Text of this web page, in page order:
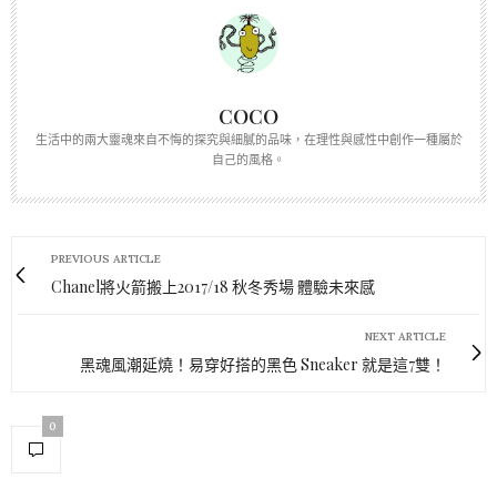
COCO
生活中的兩大靈魂來自不悔的探究與細膩的品味，在理性與感性中創作一種屬於
自己的風格。
PREVIOUS ARTICLE
Chanel將火箭搬上2017/18 秋冬秀場 體驗未來感
NEXT ARTICLE
黑魂風潮延燒！易穿好搭的黑色 Sneaker 就是這7雙！
0